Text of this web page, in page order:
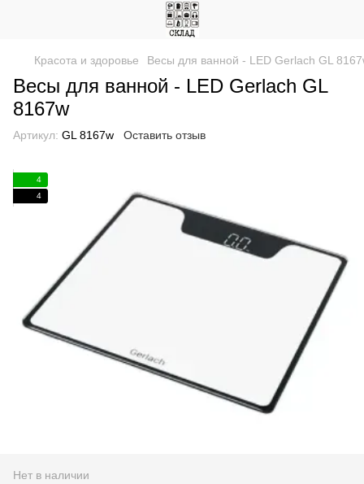
Красота и здоровье Весы для ванной - LED Gerlach GL
Весы для ванной - LED Gerlach GL
8167w
Артикул: GL 8167w Оставить отзыв
4
4
Нет в наличии